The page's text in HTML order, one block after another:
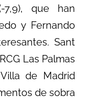
7,9), que han
y Fernando
Sant
Las Palmas
de Madrid
de sobra